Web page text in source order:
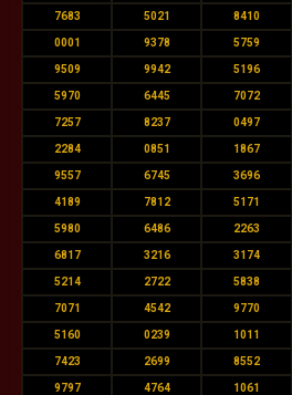
7683 5021 8410
0001 9378 5759
9509 9942 5196
5970 6445 7072
7257 8237 0497
2284 0851 1867
9557 6745 3696
4189 7812 5171
5980 6486 2263
6817 3216 3174
5214 2722 5838
7071 4542 9770
5160 0239 1011
7423 2699 8552
9797 4764 1061